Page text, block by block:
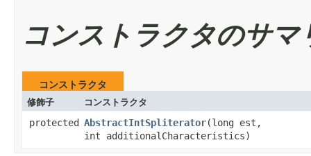
コンストラクタのサマ
コンストラクタ
修飾子 コンストラクタ
protected AbstractIntSpliterator​(long est,
int additionalCharacteristics)